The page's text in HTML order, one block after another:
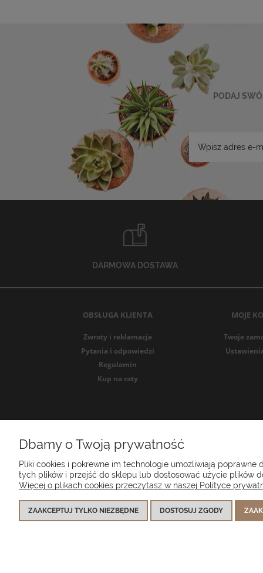
PODAJ
DARMOWA DOSTAWA
OBSŁUGA KLIENTA
Zwroty i reklamacje
Pytania i odpowiedzi
Regulamin
Kup na raty
MOJE
Twoje
Dbamy o Twoją prywatność
Pliki cookies i pokrewne im technologie umożliwiają
tych plików i przejść do sklepu lub dostosować użycie plików
Więcej o plikach cookies przeczytasz w naszej Polityce
ZAAKCEPTUJ TYLKO NIEZBĘDNE DOSTOSUJ ZGODY